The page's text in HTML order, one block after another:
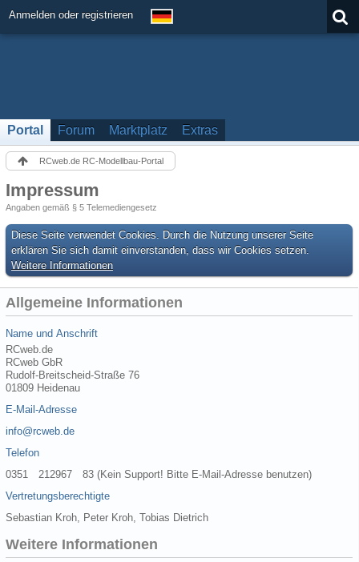
Anmelden oder registrieren
Portal Forum Marktplatz Extras
RCweb.de RC-Modellbau-Portal
Impressum
Angaben gemäß § 5 Telemediengesetz
Diese Seite verwendet Cookies. Durch die Nutzung unserer Seite
erklären Sie sich damit einverstanden, dass wir Cookies setzen.
Weitere Informationen
Allgemeine Informationen
Name und Anschrift
RCweb.de
RCweb GbR
Rudolf-Breitscheid-Straße 76
01809 Heidenau
E-Mail-Adresse
info@rcweb.de
Telefon
0351 212967 83 (Kein Support! Bitte E-Mail-Adresse benutzen)
Vertretungsberechtigte
Sebastian Kroh, Peter Kroh, Tobias Dietrich
Weitere Informationen